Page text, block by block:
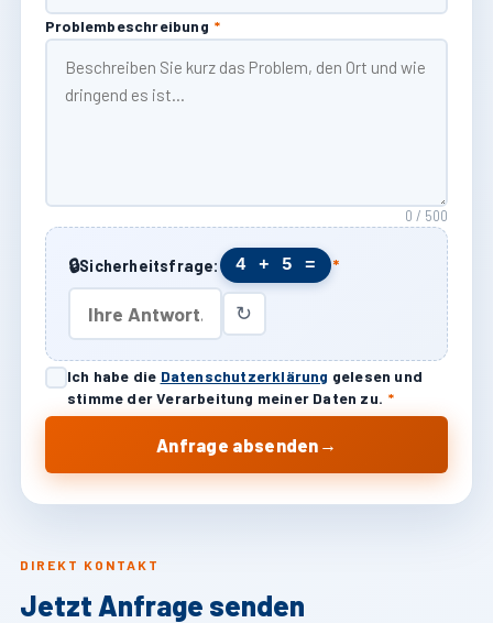
DIREKT KONTAKT
Jetzt Anfrage senden
Problembeschreibung *
0 / 500
🔒Sicherheitsfrage: 4 + 5 = *
↻
Ich habe die Datenschutzerklärung gelesen und
stimme der Verarbeitung meiner Daten zu. *
Anfrage absenden →